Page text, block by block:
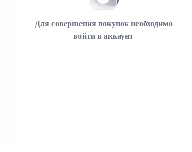
Для совершения покупок необходимо
войти в аккаунт